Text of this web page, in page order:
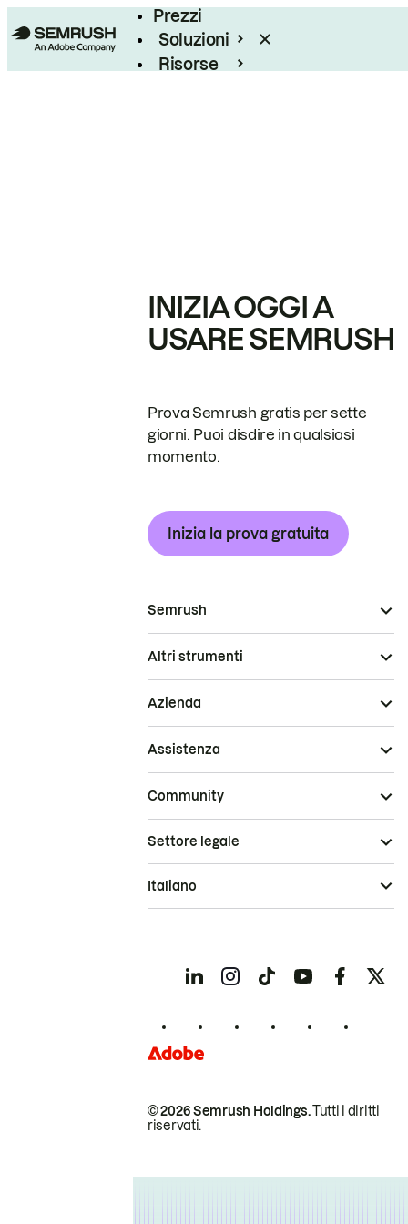
Prezzi
Soluzioni
Risorse
INIZIA OGGI A
USARE SEMRUSH
Prova Semrush gratis per sette
giorni. Puoi disdire in qualsiasi
momento.
Inizia la prova gratuita
Semrush
Altri strumenti
Azienda
Assistenza
Community
© 2026 Semrush Holdings.Tutti i diritti
riservati.
Settore legale
Italiano